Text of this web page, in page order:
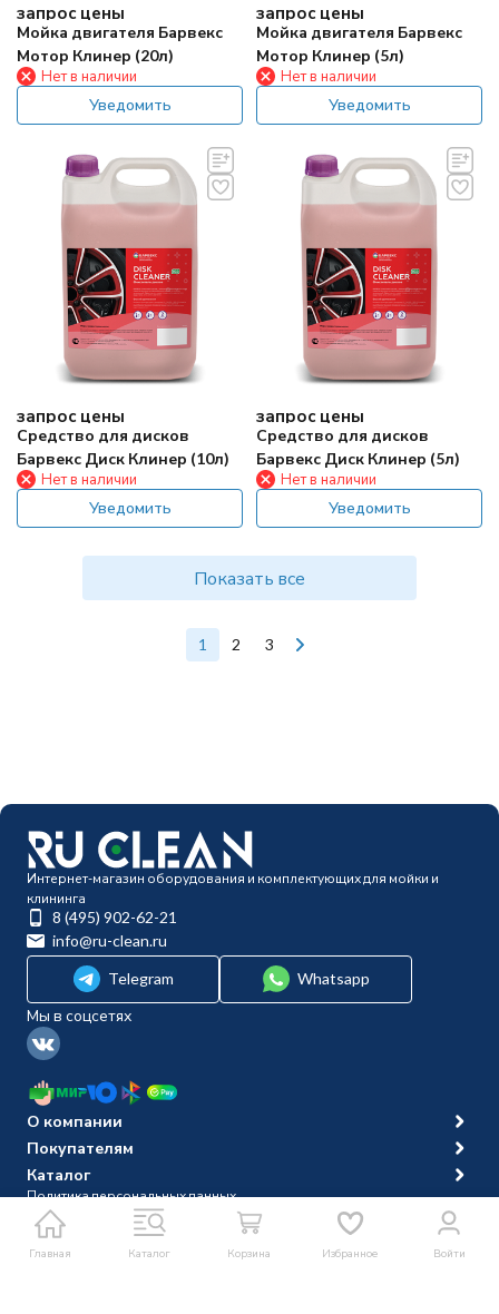
запрос цены
Мойка двигателя Барвекс
Мотор Клинер (20л)
Нет в наличии
Уведомить
запрос цены
Мойка двигателя Барвекс
Мотор Клинер (5л)
Нет в наличии
Уведомить
запрос цены
Средство для дисков
Барвекс Диск Клинер (10л)
Нет в наличии
Уведомить
запрос цены
Средство для дисков
Барвекс Диск Клинер (5л)
Нет в наличии
Уведомить
Показать все
1 2 3
Главная Каталог Корзина Избранное Войти
Интернет-магазин оборудования и комплектующих для мойки и
клининга
8 (495) 902-62-21
info@ru-clean.ru
Telegram
Whatsapp
Мы в соцсетях
О компании
Покупателям
Каталог
Политика персональных данных
© 2014-2026 Ru-clean